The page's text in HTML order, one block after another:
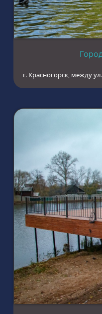
г. Красногорск, между